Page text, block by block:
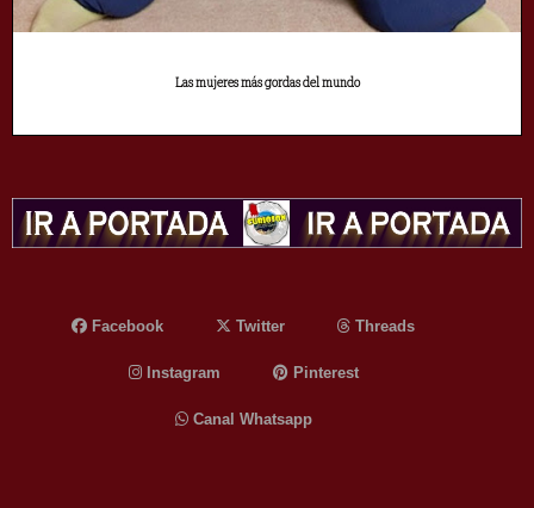
Las mujeres más gordas del mundo
Facebook Twitter Threads
Instagram Pinterest
Canal Whatsapp